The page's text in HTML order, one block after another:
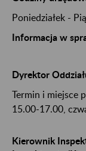
Poniedziałek -
Informacja w
Dyrektor
Termin i miejsce
15.00-17.00,
Kierownik